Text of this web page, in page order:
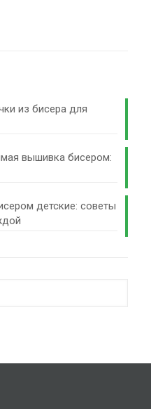
из бисера для
вышивка бисером:
детские: советы